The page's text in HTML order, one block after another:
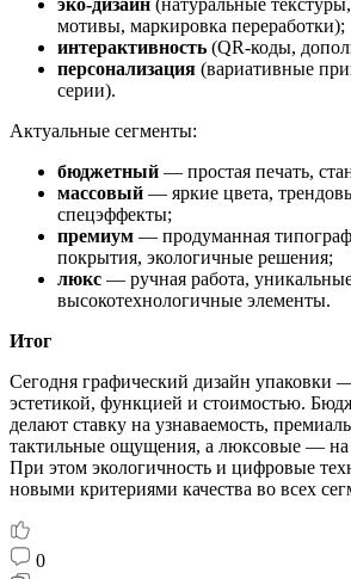
мотивы, маркировка переработки);
интерактивность (QR‑коды,
персонализация (вариативные
серии).
Актуальные сегменты:
бюджетный — простая печать,
массовый — яркие цвета,
спецэффекты;
премиум — продуманная
покрытия, экологичные решения;
люкс — ручная работа,
высокотехнологичные элементы.
Итог
Сегодня графический дизайн упаковки
эстетикой, функцией и стоимостью.
делают ставку на узнаваемость,
тактильные ощущения, а люксовые — на
При этом экологичность и цифровые
новыми критериями качества во всех
0